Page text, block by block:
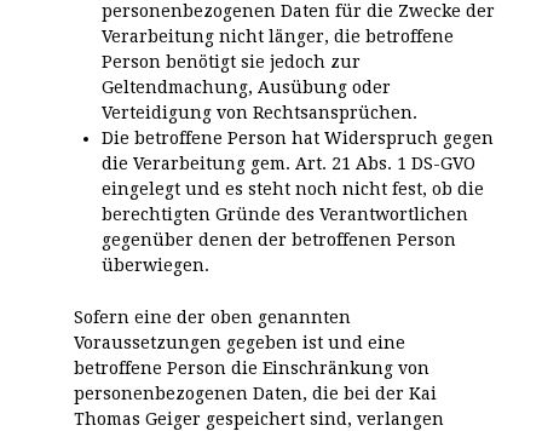
personenbezogenen Daten für die Zwecke der
Verarbeitung nicht länger, die betroffene
Person benötigt sie jedoch zur
Geltendmachung, Ausübung oder
Verteidigung von Rechtsansprüchen.
Die betroffene Person hat Widerspruch gegen
die Verarbeitung gem. Art. 21 Abs. 1 DS-GVO
eingelegt und es steht noch nicht fest, ob die
berechtigten Gründe des Verantwortlichen
gegenüber denen der betroffenen Person
überwiegen.
Sofern eine der oben genannten
Voraussetzungen gegeben ist und eine
betroffene Person die Einschränkung von
personenbezogenen Daten, die bei der Kai
Thomas Geiger gespeichert sind, verlangen